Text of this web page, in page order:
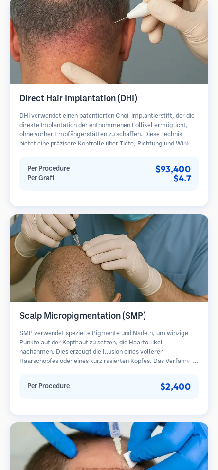
Direct Hair Implantation (DHI)
DHI verwendet einen patentierten Choi-Implantierstift, der die
direkte Implantation der entnommenen Follikel ermöglicht,
ohne vorher Empfängerstätten zu schaffen. Diese Technik
bietet eine präzisere Kontrolle über Tiefe, Richtung und Winkel
Per Procedure $93,400
Per Graft $4.7
Scalp Micropigmentation (SMP)
SMP verwendet spezielle Pigmente und Nadeln, um winzige
Punkte auf der Kopfhaut zu setzen, die Haarfollikel
nachahmen. Dies erzeugt die Illusion eines volleren
Haarschopfes oder eines kurz rasierten Kopfes. Das Verfahren
Per Procedure $2,400